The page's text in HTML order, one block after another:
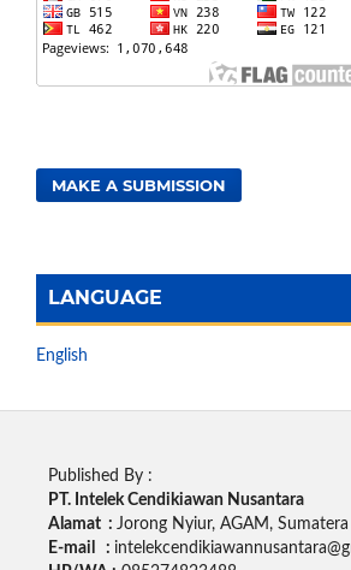
MAKE A SUBMISSION
LANGUAGE
English
Published By :
PT. Intelek Cendikiawan Nusantara
Alamat : Jorong Nyiur, AGAM,
E-mail :